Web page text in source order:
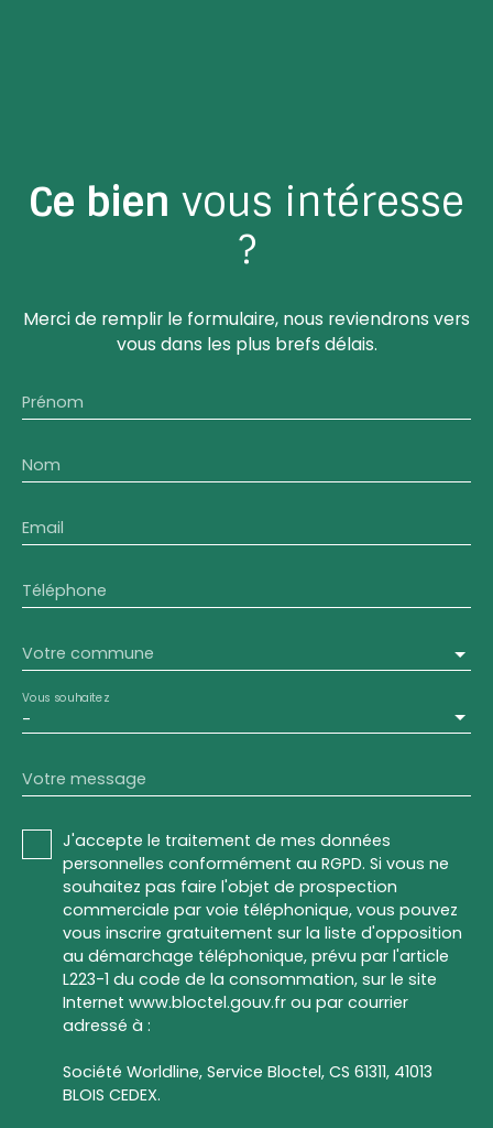
Ce bien vous intéresse
?
Merci de remplir le formulaire, nous reviendrons vers
vous dans les plus brefs délais.
Prénom
Nom
Email
Téléphone
Votre commune
-
Vous souhaitez
Votre message
J'accepte le traitement de mes données
personnelles conformément au RGPD. Si vous ne
souhaitez pas faire l'objet de prospection
commerciale par voie téléphonique, vous pouvez
vous inscrire gratuitement sur la liste d'opposition
au démarchage téléphonique, prévu par l'article
L223-1 du code de la consommation, sur le site
Internet www.bloctel.gouv.fr ou par courrier
adressé à :
Société Worldline, Service Bloctel, CS 61311, 41013
BLOIS CEDEX.